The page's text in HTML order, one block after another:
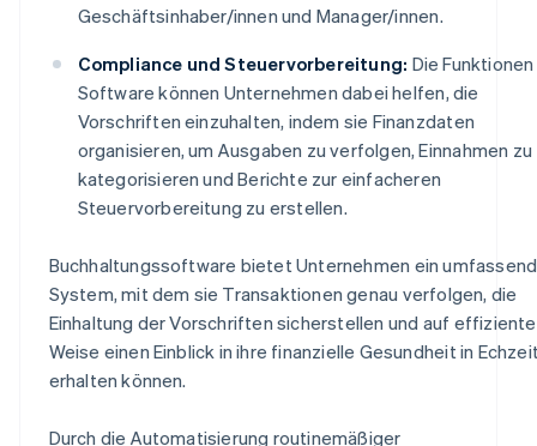
Geschäftsinhaber/innen und Manager/innen.
Compliance und Steuervorbereitung: Die
Software können Unternehmen dabei helfen, die
Vorschriften einzuhalten, indem sie Finanzdaten
organisieren, um Ausgaben zu verfolgen, Einnahmen zu
kategorisieren und Berichte zur einfacheren
Steuervorbereitung zu erstellen.
Buchhaltungssoftware bietet Unternehmen ein
System, mit dem sie Transaktionen genau verfolgen, die
Einhaltung der Vorschriften sicherstellen und auf effiziente
Weise einen Einblick in ihre finanzielle Gesundheit in
erhalten können.
Durch die Automatisierung routinemäßiger